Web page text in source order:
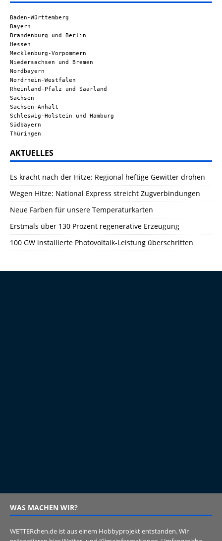
Baden-Württemberg
Bayern
Brandenburg und Berlin
Hessen
Mecklenburg-Vorpommern
Niedersachsen und Bremen
Nordbayern
Nordrhein-Westfalen
Rheinland-Pfalz und Saarland
Sachsen
Sachsen-Anhalt
Schleswig-Holstein und Hamburg
Südbayern
Thüringen
AKTUELLES
Es kracht nach der Hitze: Regional heftige Gewitter drohen
Wegen Hitze: National Express streicht Zugverbindungen
Neue Farben für unsere Temperaturkarten
Erstmals über 130 Prozent regenerative Erzeugung
100 GW installierte Photovoltaik-Leistung überschritten
WAS MACHEN WIR?
WETTERchen.de ist aus einem Hobbyprojekt entstanden. Wir